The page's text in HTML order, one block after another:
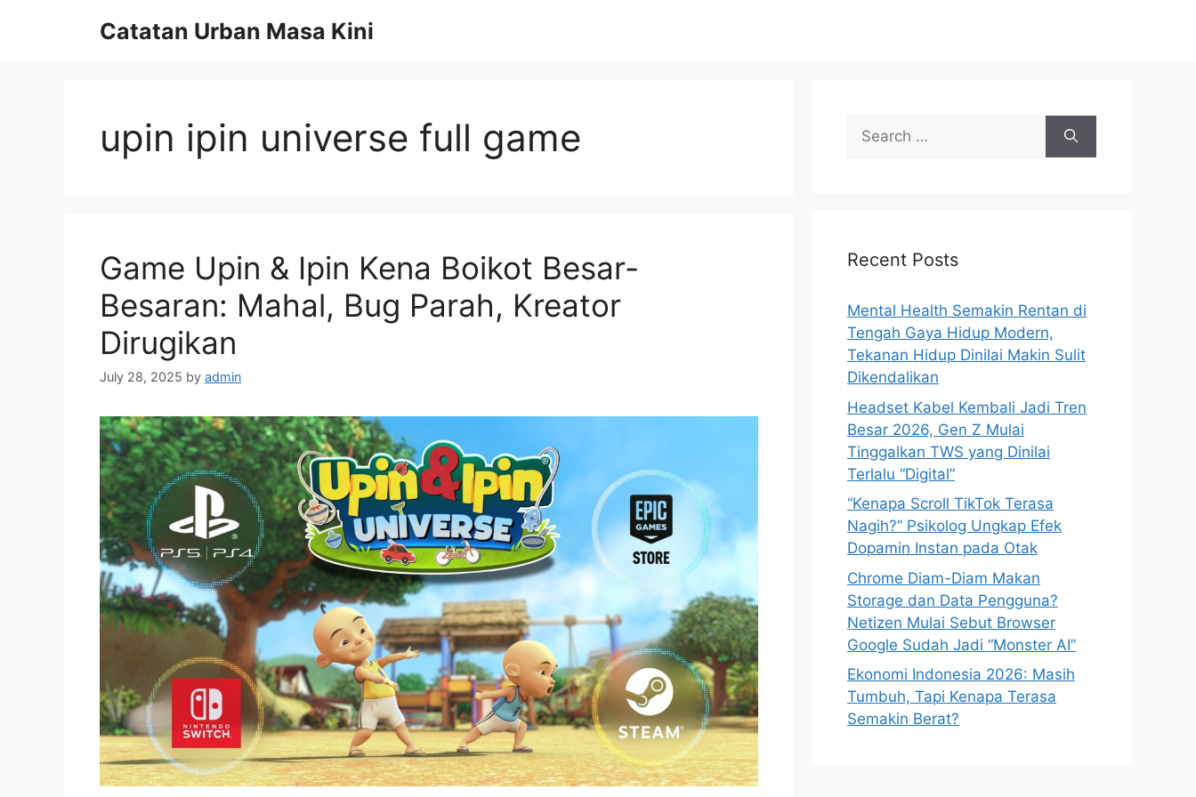
Catatan Urban Masa Kini
upin ipin universe full game
Game Upin & Ipin Kena Boikot Besar-
Besaran: Mahal, Bug Parah, Kreator
Dirugikan
July 28, 2025 by admin
f
r
:
Recent Posts
Mental Health Semakin Rentan di
Tengah Gaya Hidup Modern,
Tekanan Hidup Dinilai Makin Sulit
Dikendalikan
Headset Kabel Kembali Jadi Tren
Besar 2026, Gen Z Mulai
Tinggalkan TWS yang Dinilai
Terlalu “Digital”
“Kenapa Scroll TikTok Terasa
Nagih?” Psikolog Ungkap Efek
Dopamin Instan pada Otak
Chrome Diam-Diam Makan
Storage dan Data Pengguna?
Netizen Mulai Sebut Browser
Google Sudah Jadi “Monster AI”
Ekonomi Indonesia 2026: Masih
Tumbuh, Tapi Kenapa Terasa
Semakin Berat?